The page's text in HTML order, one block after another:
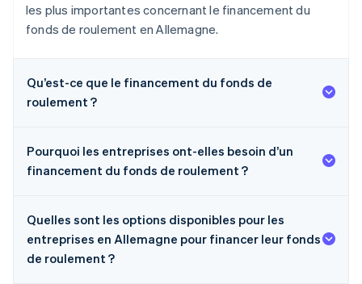
les plus importantes concernant le financement du
fonds de roulement en Allemagne.
Qu’est-ce que le financement du fonds de
roulement ?
Pourquoi les entreprises ont-elles besoin d’un
financement du fonds de roulement ?
Quelles sont les options disponibles pour les
entreprises en Allemagne pour financer leur fonds
de roulement ?